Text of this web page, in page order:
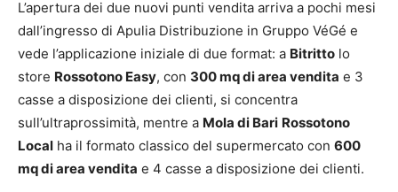
L’apertura dei due nuovi punti vendita arriva a pochi mesi
dall’ingresso di Apulia Distribuzione in Gruppo VéGé e
vede l’applicazione iniziale di due format: a Bitritto lo
store Rossotono Easy, con 300 mq di area vendita e 3
casse a disposizione dei clienti, si concentra
sull’ultraprossimità, mentre a Mola di Bari Rossotono
Local ha il formato classico del supermercato con 600
mq di area vendita e 4 casse a disposizione dei clienti.